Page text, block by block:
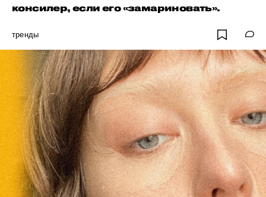
консилер, если его «замариновать».
тренды